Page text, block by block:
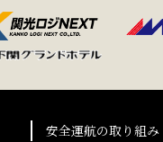
安全運航の取り組み